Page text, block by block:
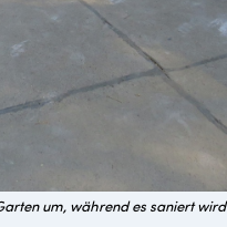
um, während es saniert wird